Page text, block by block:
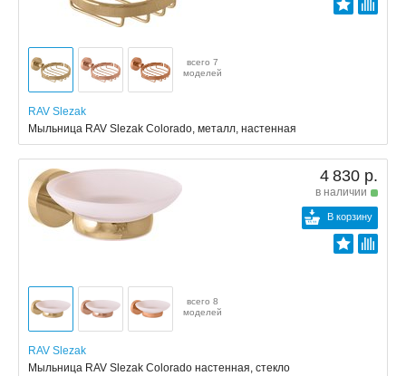
всего 7
моделей
RAV Slezak
Мыльница RAV Slezak Colorado, металл, настенная
4 830 р.
в наличии
В корзину
всего 8
моделей
RAV Slezak
Мыльница RAV Slezak Colorado настенная, стекло